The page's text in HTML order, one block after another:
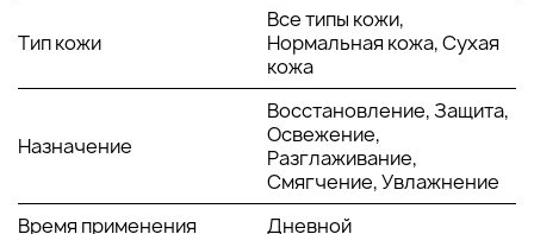
Основные компоненты, которые составляют формулу
увлажняющей защитной дневной эмульсии Yuza Sorbet:
Японский цитрус Юдзу. Главный ингредиент крема.
Используется для того, чтобы восполнить кожу
витамином С, который стимулирует выработку
коллагена и борется с признаками фотостарения.
Юдзу широко применяется в качестве
увлажняющего и питательного компонента.
Тип кожи
Все типы кожи,
Нормальная кожа, Сухая
кожа
Назначение
Восстановление, Защита,
Освежение,
Разглаживание,
Смягчение, Увлажнение
Время применения
Дневной